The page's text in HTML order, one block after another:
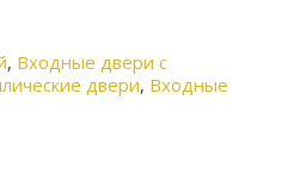
, Входные двери с
двери, Входные